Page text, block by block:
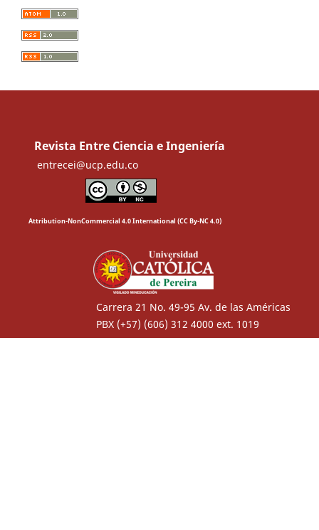
Revista Entre Ciencia e Ingeniería
entrecei@ucp.edu.co
Attribution-NonCommercial 4.0 International (CC By-NC 4.0)
Carrera 21 No. 49-95 Av. de las Américas
PBX (+57) (606) 312 4000 ext. 1019